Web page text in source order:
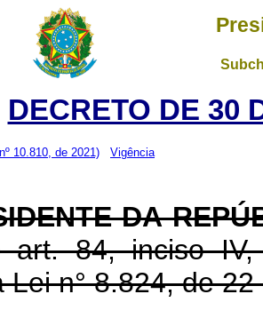
DECRETO DE 30
10.810, de 2021)
Vigência
DA
art. 84, inciso
Lei n° 8.824, de